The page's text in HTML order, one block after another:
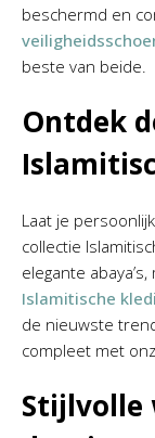
beschermd en
beste van beide.
Ontdek
Laat je
collectie
elegante
Islamitische
de nieuwste
compleet met
Stijlvolle